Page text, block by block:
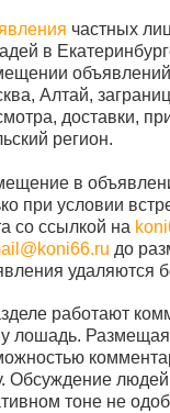
частных
в
Алтай,
доставки,
регион.
в
при условии
со ссылкой на
до
удаляются
работают
лошадь. Размещая
Обсуждение
тоне не